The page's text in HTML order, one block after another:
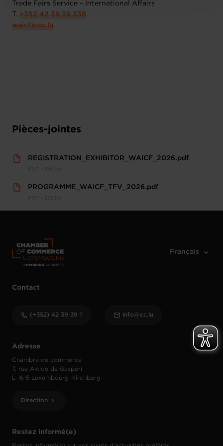
Trade Fairs Service – International Affairs
T. +352 42 39 39 338
waicf@cc.lu
Pièces-jointes
REGISTRATION_EXHIBITOR_WAICF_2026.pdf
PROGRAMME_WAICF_TFV_2026.pdf
Restez informé(e)
Adresse
Chambre de commerce
7, rue Alcide de Gasperi
L-1615 Luxembourg-Kirchberg
Direction
Contact
(+352) 42 39 39 1 info@cc.lu